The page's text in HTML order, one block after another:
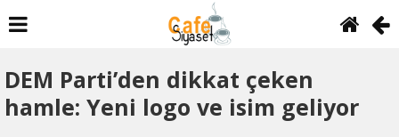
DEM Parti’den dikkat çeken
hamle: Yeni logo ve isim geliyor